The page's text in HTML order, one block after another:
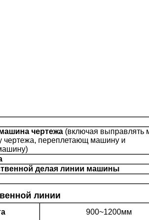
чертежа (включая выправлять
чертежа, переплетающ машину и
делая линии машины
линии
900~1200мм